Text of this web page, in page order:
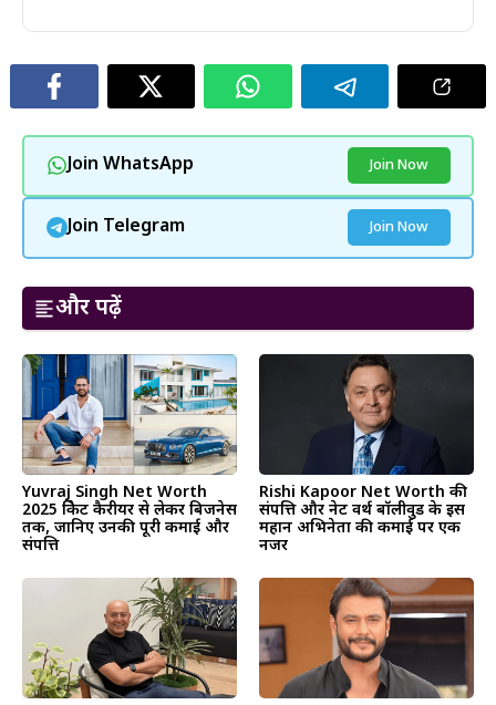
Join WhatsApp Join Now
Join Telegram Join Now
और पढ़ें
Yuvraj Singh Net Worth
2025 क्रिकेट कैरीयर से लेकर बिजनेस
तक, जानिए उनकी पूरी कमाई और
संपत्ति
Rishi Kapoor Net Worth की
संपत्ति और नेट वर्थ बॉलीवुड के इस
महान अभिनेता की कमाई पर एक
नजर